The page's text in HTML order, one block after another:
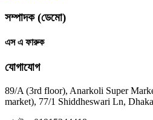
সম্পাদক (ডেমো)
এস এ ফারুক
যোগাযোগ
89/A (3rd floor), Anarkoli Super
market), 77/1 Shiddheswari Ln,